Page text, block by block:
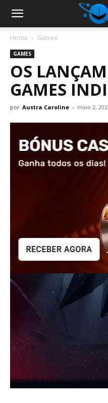
Home Games
GAMES
OS
GAMES
por Austra Caroline - maio 2,